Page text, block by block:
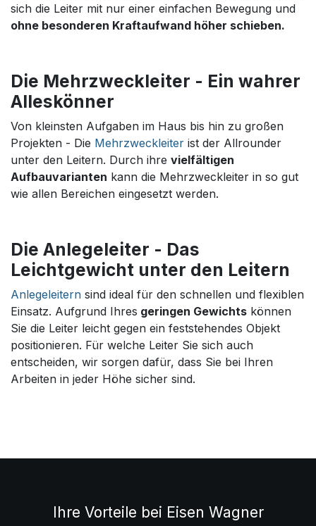
sich die Leiter mit nur einer einfachen Bewegung und
ohne besonderen Kraftaufwand höher schieben.
Die Mehrzweckleiter - Ein wahrer
Alleskönner
Von kleinsten Aufgaben im Haus bis hin zu großen
Projekten - Die Mehrzweckleiter ist der Allrounder
unter den Leitern. Durch ihre vielfältigen
Aufbauvarianten kann die Mehrzweckleiter in so gut
wie allen Bereichen eingesetzt werden.
Die Anlegeleiter - Das
Leichtgewicht unter den Leitern
Anlegeleitern sind ideal für den schnellen und flexiblen
Einsatz. Aufgrund Ihres geringen Gewichts können
Sie die Leiter leicht gegen ein feststehendes Objekt
positionieren. Für welche Leiter Sie sich auch
entscheiden, wir sorgen dafür, dass Sie bei Ihren
Arbeiten in jeder Höhe sicher sind.
Ihre Vorteile bei Eisen Wagner